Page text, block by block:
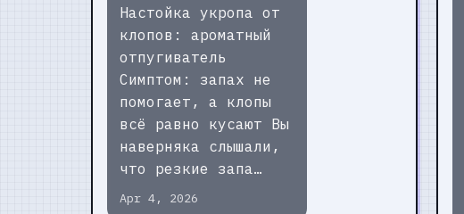
Настойка укропа от
клопов: ароматный
отпугиватель
Симптом: запах не
помогает, а клопы
всё равно кусают Вы
наверняка слышали,
что резкие запа…
Apr 4, 2026